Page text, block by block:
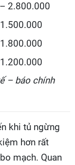
2.800.000
– báo chính
khi tủ ngừng
hơn rất
mạch. Quan